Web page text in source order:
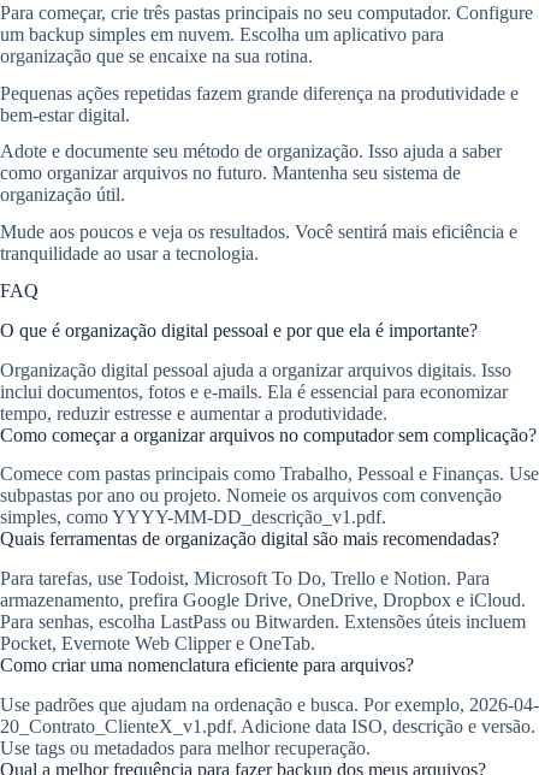
Para começar, crie três pastas principais no seu computador. Configure
um backup simples em nuvem. Escolha um aplicativo para
organização que se encaixe na sua rotina.
Pequenas ações repetidas fazem grande diferença na produtividade e
bem-estar digital.
Adote e documente seu método de organização. Isso ajuda a saber
como organizar arquivos no futuro. Mantenha seu sistema de
organização útil.
Mude aos poucos e veja os resultados. Você sentirá mais eficiência e
tranquilidade ao usar a tecnologia.
FAQ
O que é organização digital pessoal e por que ela é importante?
Organização digital pessoal ajuda a organizar arquivos digitais. Isso
inclui documentos, fotos e e-mails. Ela é essencial para economizar
tempo, reduzir estresse e aumentar a produtividade.
Como começar a organizar arquivos no computador sem complicação?
Comece com pastas principais como Trabalho, Pessoal e Finanças. Use
subpastas por ano ou projeto. Nomeie os arquivos com convenção
simples, como YYYY-MM-DD_descrição_v1.pdf.
Quais ferramentas de organização digital são mais recomendadas?
Para tarefas, use Todoist, Microsoft To Do, Trello e Notion. Para
armazenamento, prefira Google Drive, OneDrive, Dropbox e iCloud.
Para senhas, escolha LastPass ou Bitwarden. Extensões úteis incluem
Pocket, Evernote Web Clipper e OneTab.
Como criar uma nomenclatura eficiente para arquivos?
Use padrões que ajudam na ordenação e busca. Por exemplo, 2026-04-
20_Contrato_ClienteX_v1.pdf. Adicione data ISO, descrição e versão.
Use tags ou metadados para melhor recuperação.
Qual a melhor frequência para fazer backup dos meus arquivos?